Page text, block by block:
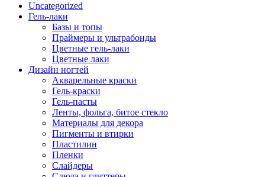
Uncategorized
Гель-лаки
Базы и топы
Праймеры и ультрабонды
Цветные гель-лаки
Цветные лаки
Дизайн ногтей
Акварельные краски
Гель-краски
Гель-пасты
Ленты, фольга, битое стекло
Материалы для декора
Пигменты и втирки
Пластилин
Пленки
Слайдеры